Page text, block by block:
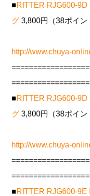
■RITTER RJG600-
グ 3,800円（38ポイン
http://www.chuya-
■RITTER RJG600-
グ 3,800円（38ポイン
http://www.chuya-
■RITTER RJG600-